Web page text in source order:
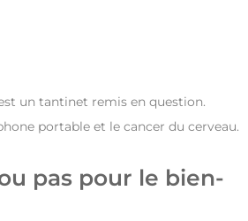
un tantinet remis en question.
portable et le cancer du cerveau.
pas pour le bien-